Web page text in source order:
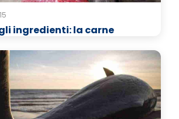
ingredienti: la carne